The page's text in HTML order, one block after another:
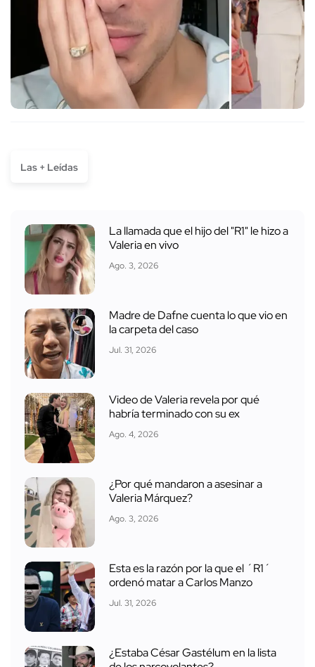
Las + Leídas
La llamada que el hijo del "R1" le hizo a
Valeria en vivo
Ago. 3, 2026
Madre de Dafne cuenta lo que vio en
la carpeta del caso
Jul. 31, 2026
Video de Valeria revela por qué
habría terminado con su ex
Ago. 4, 2026
¿Por qué mandaron a asesinar a
Valeria Márquez?
Ago. 3, 2026
Esta es la razón por la que el ´R1´
ordenó matar a Carlos Manzo
Jul. 31, 2026
¿Estaba César Gastélum en la lista